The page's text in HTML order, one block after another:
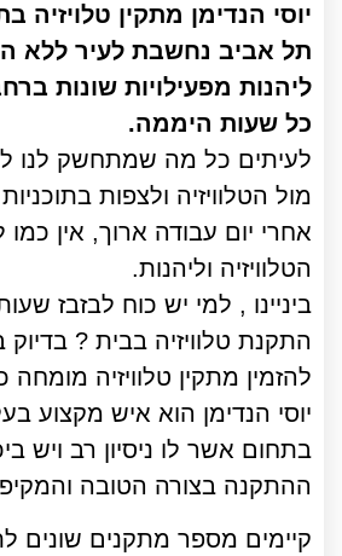
יוסי הנדימן מתקין טלויזיה
תל אביב נחשבת לעיר ללא
ליהנות מפעילויות שונות
כל שעות היממה.
לעיתים כל מה שמתחשק לנו
מול הטלוויזיה ולצפות
אחרי יום עבודה ארוך, אין
הטלוויזיה וליהנות.
ביניינו , למי יש כוח לבזבז
התקנת טלוויזיה בבית ?
להזמין מתקין טלוויזיה מומחה
יוסי הנדימן הוא איש מקצוע
בתחום אשר לו ניסיון רב ויש
ההתקנה בצורה הטובה
קיימים מספר מתקנים שונים